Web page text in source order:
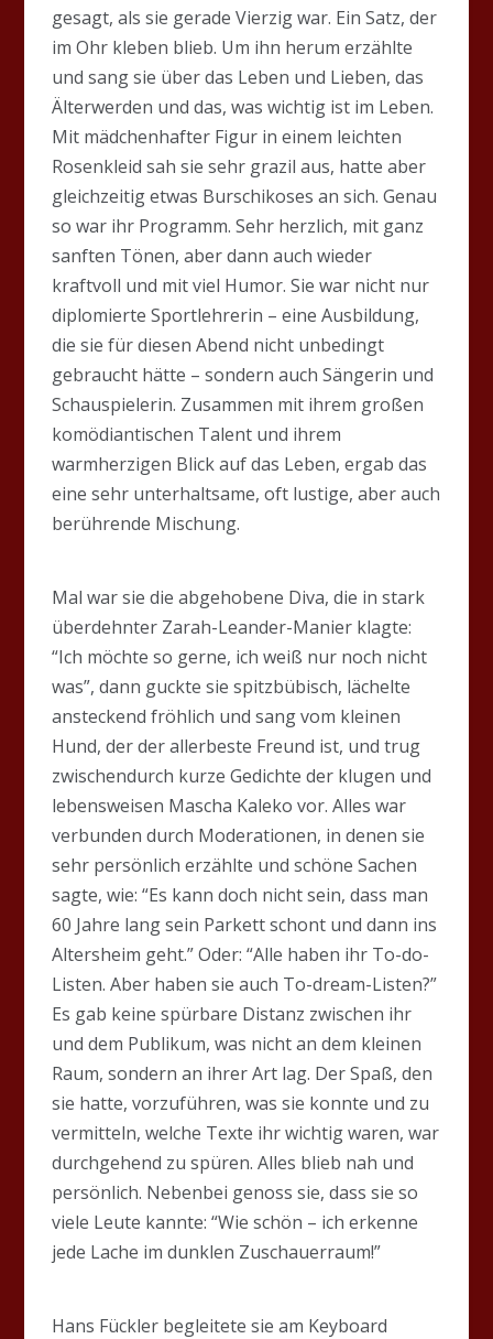
gesagt, als sie gerade Vierzig war. Ein Satz, der
im Ohr kleben blieb. Um ihn herum erzählte
und sang sie über das Leben und Lieben, das
Älterwerden und das, was wichtig ist im Leben.
Mit mädchenhafter Figur in einem leichten
Rosenkleid sah sie sehr grazil aus, hatte aber
gleichzeitig etwas Burschikoses an sich. Genau
so war ihr Programm. Sehr herzlich, mit ganz
sanften Tönen, aber dann auch wieder
kraftvoll und mit viel Humor. Sie war nicht nur
diplomierte Sportlehrerin – eine Ausbildung,
die sie für diesen Abend nicht unbedingt
gebraucht hätte – sondern auch Sängerin und
Schauspielerin. Zusammen mit ihrem großen
komödiantischen Talent und ihrem
warmherzigen Blick auf das Leben, ergab das
eine sehr unterhaltsame, oft lustige, aber auch
berührende Mischung.
Mal war sie die abgehobene Diva, die in stark
überdehnter Zarah-Leander-Manier klagte:
“Ich möchte so gerne, ich weiß nur noch nicht
was”, dann guckte sie spitzbübisch, lächelte
ansteckend fröhlich und sang vom kleinen
Hund, der der allerbeste Freund ist, und trug
zwischendurch kurze Gedichte der klugen und
lebensweisen Mascha Kaleko vor. Alles war
verbunden durch Moderationen, in denen sie
sehr persönlich erzählte und schöne Sachen
sagte, wie: “Es kann doch nicht sein, dass man
60 Jahre lang sein Parkett schont und dann ins
Altersheim geht.” Oder: “Alle haben ihr To-do-
Listen. Aber haben sie auch To-dream-Listen?”
Es gab keine spürbare Distanz zwischen ihr
und dem Publikum, was nicht an dem kleinen
Raum, sondern an ihrer Art lag. Der Spaß, den
sie hatte, vorzuführen, was sie konnte und zu
vermitteln, welche Texte ihr wichtig waren, war
durchgehend zu spüren. Alles blieb nah und
persönlich. Nebenbei genoss sie, dass sie so
viele Leute kannte: “Wie schön – ich erkenne
jede Lache im dunklen Zuschauerraum!”
Hans Fückler begleitete sie am Keyboard